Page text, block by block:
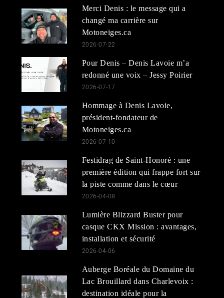
Merci Denis : le message qui a
changé ma carrière sur
Motoneiges.ca
2026-07-22
Pour Denis – Denis Lavoie m’a
redonné une voix – Jessy Poirier
2026-07-17
Hommage à Denis Lavoie,
président-fondateur de
Motoneiges.ca
2026-07-10
Festidrag de Saint-Honoré : une
première édition qui frappe fort sur
la piste comme dans le cœur
2026-04-08
Lumière Blizzard Buster pour
casque CKX Mission : avantages,
installation et sécurité
2026-04-06
Auberge Boréale du Domaine du
Lac Brouillard dans Charlevoix :
destination idéale pour la